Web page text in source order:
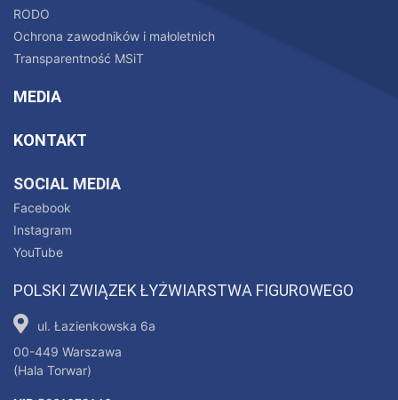
RODO
Ochrona zawodników i małoletnich
Transparentność MSiT
MEDIA
KONTAKT
SOCIAL MEDIA
Facebook
Instagram
YouTube
POLSKI ZWIĄZEK ŁYŻWIARSTWA FIGUROWEGO
ul. Łazienkowska 6a
00-449 Warszawa
(Hala Torwar)